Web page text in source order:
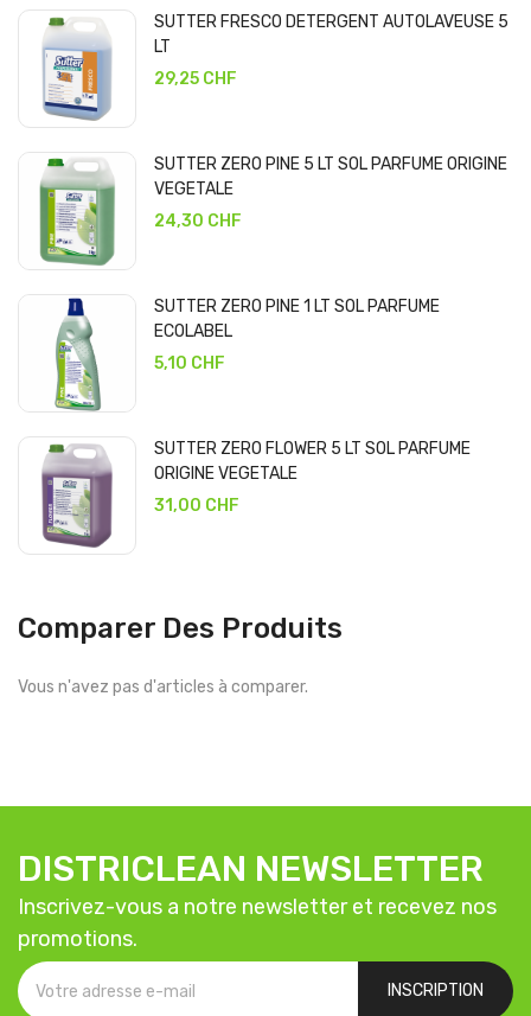
SUTTER FRESCO DETERGENT AUTOLAVEUSE 5
LT
29,25 CHF
SUTTER ZERO PINE 5 LT SOL PARFUME ORIGINE
VEGETALE
24,30 CHF
SUTTER ZERO PINE 1 LT SOL PARFUME
ECOLABEL
5,10 CHF
SUTTER ZERO FLOWER 5 LT SOL PARFUME
ORIGINE VEGETALE
31,00 CHF
Comparer Des Produits
Vous n'avez pas d'articles à comparer.
DISTRICLEAN NEWSLETTER
Inscrivez-vous a notre newsletter et recevez nos
promotions.
INSCRIPTION